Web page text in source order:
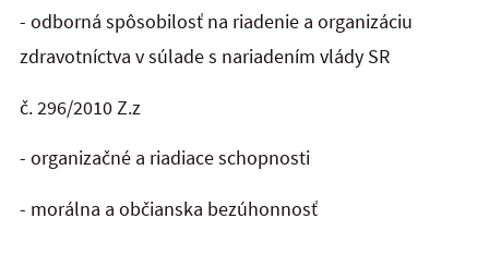
- odborná spôsobilosť na riadenie a organizáciu
zdravotníctva v súlade s nariadením vlády SR
č. 296/2010 Z.z
- organizačné a riadiace schopnosti
- morálna a občianska bezúhonnosť